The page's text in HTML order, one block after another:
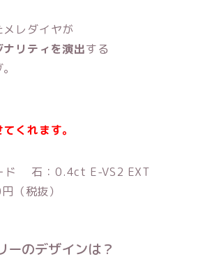
レダイヤが
リティを演出する
くれます。
ド 石：0.4ct E-VS2 EXT
（税抜）
ーのデザインは？